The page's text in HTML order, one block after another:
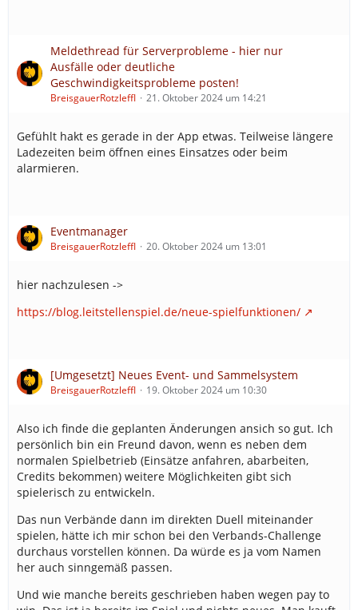
Meldethread für Serverprobleme - hier nur
Ausfälle oder deutliche
Geschwindigkeitsprobleme posten!
BreisgauerRotzleffl 21. Oktober 2024 um 14:21
Gefühlt hakt es gerade in der App etwas. Teilweise längere
Ladezeiten beim öffnen eines Einsatzes oder beim
alarmieren.
Eventmanager
BreisgauerRotzleffl 20. Oktober 2024 um 13:01
hier nachzulesen ->
https://blog.leitstellenspiel.de/neue-spielfunktionen/
[Umgesetzt] Neues Event- und Sammelsystem
BreisgauerRotzleffl 19. Oktober 2024 um 10:30
Also ich finde die geplanten Änderungen ansich so gut. Ich
persönlich bin ein Freund davon, wenn es neben dem
normalen Spielbetrieb (Einsätze anfahren, abarbeiten,
Credits bekommen) weitere Möglichkeiten gibt sich
spielerisch zu entwickeln.
Das nun Verbände dann im direkten Duell miteinander
spielen, hätte ich mir schon bei den Verbands-Challenge
durchaus vorstellen können. Da würde es ja vom Namen
her auch sinngemäß passen.
Und wie manche bereits geschrieben haben wegen pay to